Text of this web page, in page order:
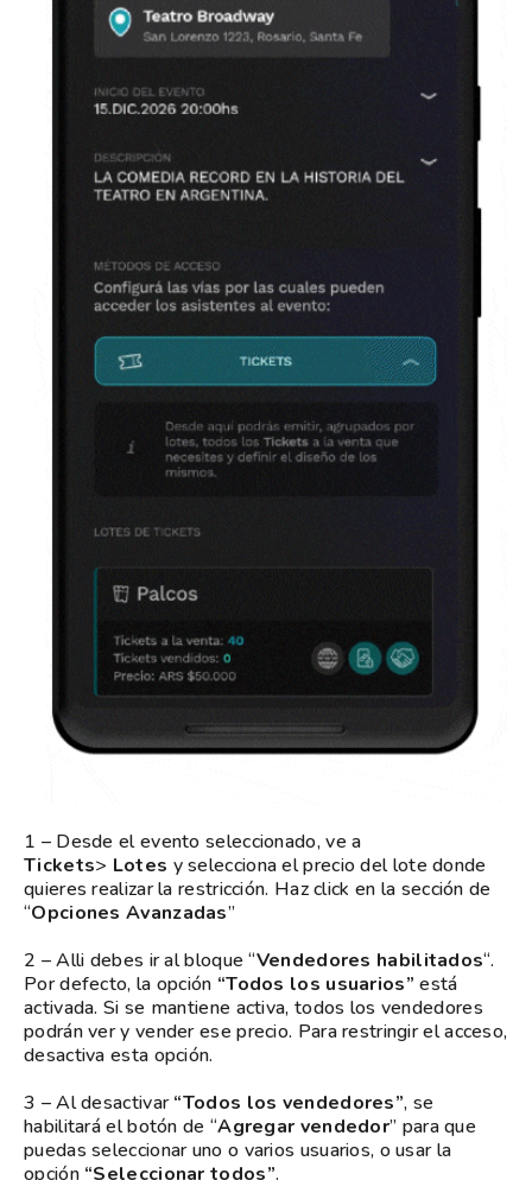
1 – Desde el evento seleccionado, ve a
Tickets> Lotes y selecciona el precio del lote donde
quieres realizar la restricción. Haz click en la sección de
“Opciones Avanzadas”
2 – Alli debes ir al bloque “Vendedores habilitados“.
Por defecto, la opción “Todos los usuarios” está
activada. Si se mantiene activa, todos los vendedores
podrán ver y vender ese precio. Para restringir el acceso,
desactiva esta opción.
3 – Al desactivar“Todos los vendedores”, se
habilitará el botón de “Agregar vendedor” para que
puedas seleccionar uno o varios usuarios, o usar la
opción “Seleccionar todos”.